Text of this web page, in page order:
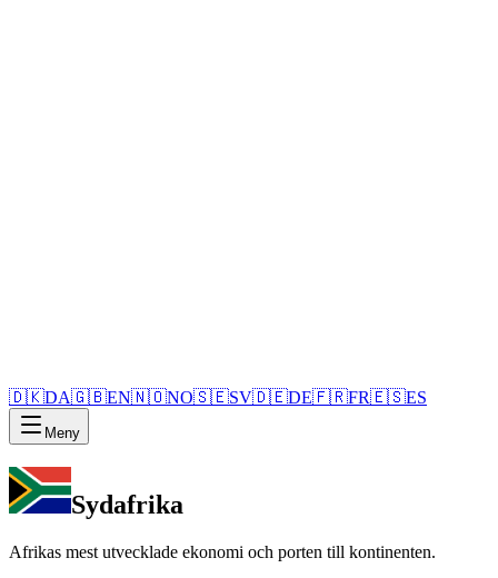
🇩🇰DA🇬🇧EN🇳🇴NO🇸🇪SV🇩🇪DE🇫🇷FR🇪🇸ES
Meny
Sydafrika
Afrikas mest utvecklade ekonomi och porten till kontinenten.